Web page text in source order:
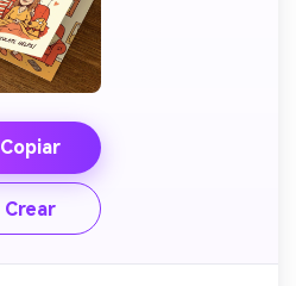
Copiar
Crear